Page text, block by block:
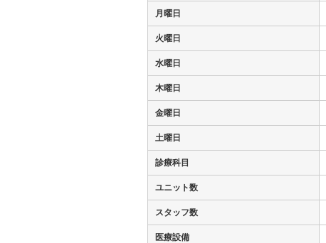
月曜日
火曜日
水曜日
木曜日
金曜日
土曜日
診療科目
ユニット数
スタッフ数
医療設備